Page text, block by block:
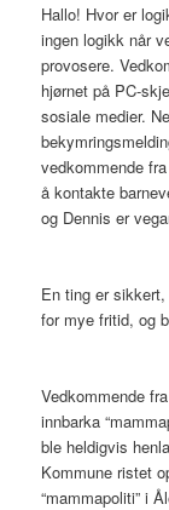
Hallo! Hvor er
ingen logikk når
provosere.
hjørnet på PC-
sosiale medier.
vedkommende
å kontakte
og Dennis er
En ting er
for mye fritid, og
Vedkommende
innbarka
ble heldigvis
Kommune ristet
“mammapoliti” i